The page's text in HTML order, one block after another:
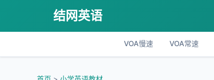
结网英语
VOA慢速 VOA常速